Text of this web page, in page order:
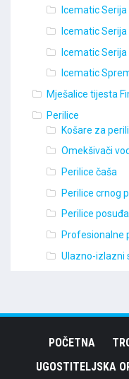
Icematic Serija
Icematic Serija
Icematic Serija
Icematic
Mješalice tijesta
Perilice
Košare za
Omekšivači
Perilice čaša
Perilice crnog
Perilice
Profesionalne
Ulazno-izlazni
POČETNA
UGOSTITELJSKA